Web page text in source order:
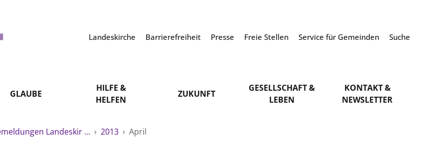
Landeskirche Barrierefreiheit Presse Freie Stellen Service für Gemeinden Suche
GLAUBE
HILFE &
HELFEN
ZUKUNFT
GESELLSCHAFT &
LEBEN
KONTAKT &
NEWSLETTER
Landeskir ... › 2013 › April